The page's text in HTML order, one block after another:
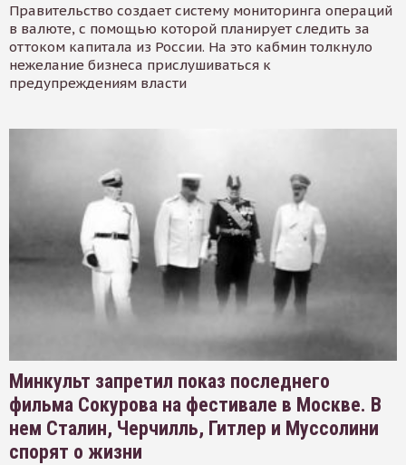
Правительство создает систему мониторинга операций
в валюте, с помощью которой планирует следить за
оттоком капитала из России. На это кабмин толкнуло
нежелание бизнеса прислушиваться к
предупреждениям власти
Минкульт запретил показ последнего
фильма Сокурова на фестивале в Москве. В
нем Сталин, Черчилль, Гитлер и Муссолини
спорят о жизни